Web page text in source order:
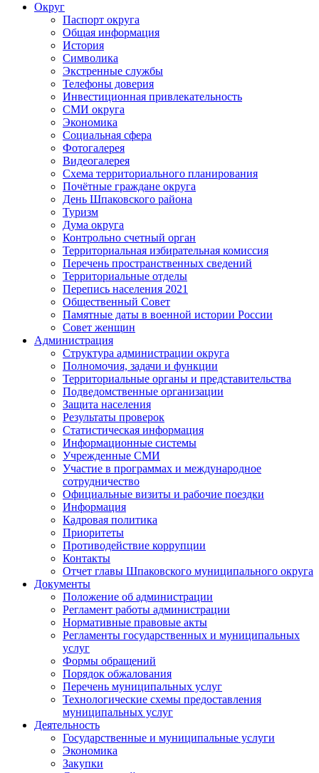
Округ
Паспорт округа
Общая информация
История
Символика
Экстренные службы
Телефоны доверия
Инвестиционная привлекательность
СМИ округа
Экономика
Социальная сфера
Фотогалерея
Видеогалерея
Схема территориального планирования
Почётные граждане округа
День Шпаковского района
Туризм
Дума округа
Контрольно счетный орган
Территориальная избирательная комиссия
Перечень пространственных сведений
Территориальные отделы
Перепись населения 2021
Общественный Совет
Памятные даты в военной истории России
Совет женщин
Администрация
Структура администрации округа
Полномочия, задачи и функции
Территориальные органы и представительства
Подведомственные организации
Защита населения
Результаты проверок
Статистическая информация
Информационные системы
Учрежденные СМИ
Участие в программах и международное
сотрудничество
Официальные визиты и рабочие поездки
Информация
Кадровая политика
Приоритеты
Противодействие коррупции
Контакты
Отчет главы Шпаковского муниципального округа
Документы
Положение об администрации
Регламент работы администрации
Нормативные правовые акты
Регламенты государственных и муниципальных
услуг
Формы обращений
Порядок обжалования
Перечень муниципальных услуг
Технологические схемы предоставления
муниципальных услуг
Деятельность
Государственные и муниципальные услуги
Экономика
Закупки